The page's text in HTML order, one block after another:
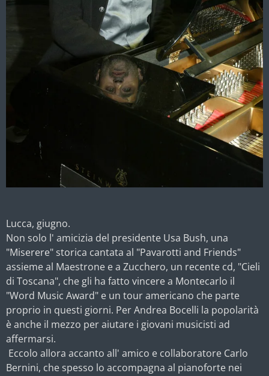
Lucca, giugno.
Non solo l' amicizia del presidente Usa Bush, una
"Miserere" storica cantata al "Pavarotti and Friends"
assieme al Maestrone e a Zucchero, un recente cd, "Cieli
di Toscana", che gli ha fatto vincere a Montecarlo il
"Word Music Award" e un tour americano che parte
proprio in questi giorni. Per Andrea Bocelli la popolarità
è anche il mezzo per aiutare i giovani musicisti ad
affermarsi.
Eccolo allora accanto all' amico e collaboratore Carlo
Bernini, che spesso lo accompagna al pianoforte nei